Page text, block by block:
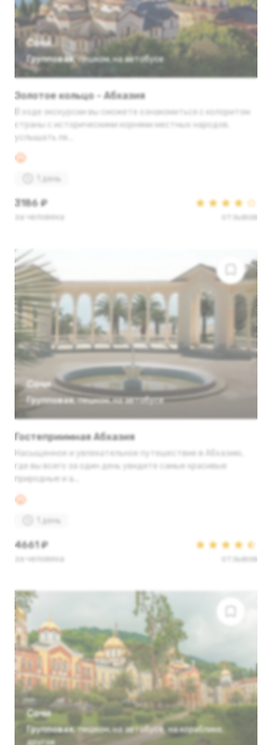
Сочи
Групповая пешком, на автобусе
Золотое кольцо - Абхазия
В ходе экскурсии вы сможете ознакомиться с колоритом
страны с историческими корнями местных народов,
услышать ле...
1 день
3186 ₽
за человека отзывов
Сочи
Групповая, пешком, на автобусе
Гостеприимная Абхазия
Насыщенное и увлекательное путешествие в Абхазию,
где вы всего за один день увидите самые красивые
природные и а...
1 день
4661 ₽
за человека отзывов
Сочи
Групповая, пешком, на автобусе, на кораблике,
другое